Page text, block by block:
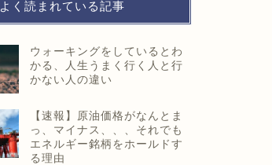
よく読まれている記事
ウォーキングをしているとわ
かる、人生うまく行く人と行
かない人の違い
【速報】原油価格がなんとま
っ、マイナス、、、それでも
エネルギー銘柄をホールドす
る理由